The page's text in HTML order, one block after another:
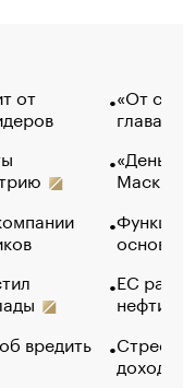
от
вредить
«От
глава
Маск в
основ
ЕС
нефти